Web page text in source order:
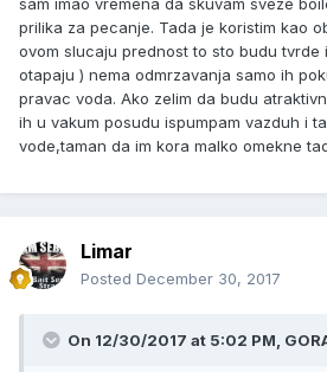
sam imao vremena da skuvam sveze
prilika za pecanje. Tada je koristim kao
ovom slucaju prednost to sto budu tvrde
otapaju ) nema odmrzavanja samo ih
pravac voda. Ako zelim da budu
ih u vakum posudu ispumpam vazduh i
vode,taman da im kora malko omekne
Limar
Posted December 30, 2017
On 12/30/2017 at 5:02 PM,